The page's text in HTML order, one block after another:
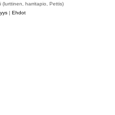
harritapio, Pettis)
| Ehdot